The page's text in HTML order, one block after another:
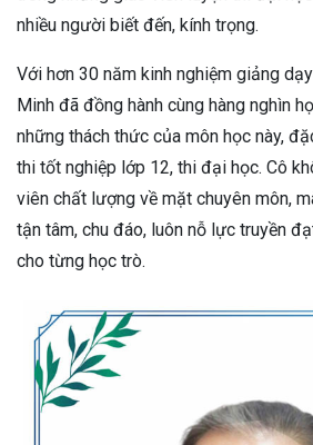
nhiều người biết đến, kính trọng.
Với hơn 30 năm kinh nghiệm giảng
Minh đã đồng hành cùng hàng nghìn
những thách thức của môn học này,
thi tốt nghiệp lớp 12, thi đại học. Cô
viên chất lượng về mặt chuyên môn,
tận tâm, chu đáo, luôn nỗ lực truyền
cho từng học trò.